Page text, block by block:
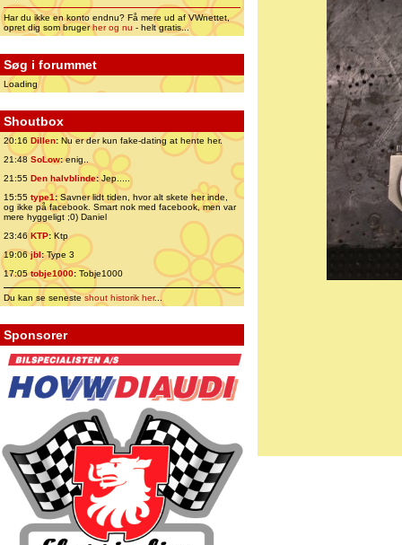
Har du ikke en konto endnu? Få mere ud af VWnettet,
opret dig som brugerher og nu - helt gratis...
Søg i forummet
Loading
Shoutbox
20:16 Dillen: Nu er der kun fake-dating at hente her.
21:48 SoLow:enig..
21:55 Den halvblinde:Jep.....
15:55 type1:Savner lidt tiden, hvor alt skete her inde,
og ikke på facebook. Smart nok med facebook, men var
mere hyggeligt ;0) Daniel
23:46 KTP:Ktp
19:06jbl:Type 3
17:05tobje1000: Tobje1000
Du kan se senesteshout historik her...
Sponsorer